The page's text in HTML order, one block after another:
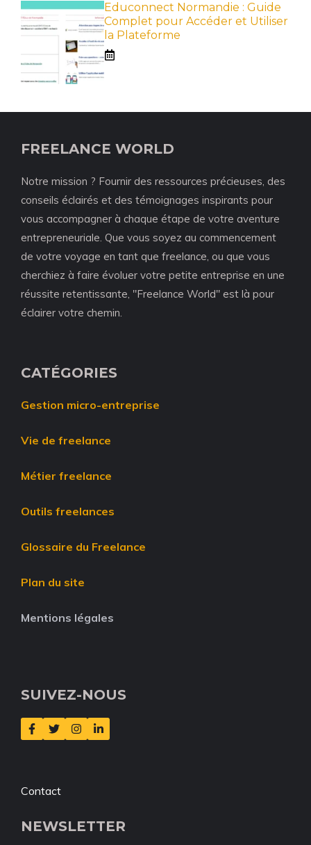
Educonnect Normandie : Guide
Complet pour Accéder et Utiliser
la Plateforme
FREELANCE WORLD
Notre mission ? Fournir des ressources précieuses, des
conseils éclairés et des témoignages inspirants pour
vous accompagner à chaque étape de votre aventure
entrepreneuriale. Que vous soyez au commencement
de votre voyage en tant que freelance, ou que vous
cherchiez à faire évoluer votre petite entreprise en une
réussite retentissante, "Freelance World" est là pour
éclairer votre chemin.
CATÉGORIES
Gestion micro-entreprise
Vie de freelance
Métier freelance
Outils freelances
Glossaire du Freelance
Plan du site
Mentions légales
SUIVEZ-NOUS
Contact
NEWSLETTER